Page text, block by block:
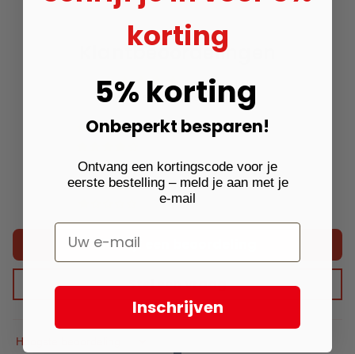
Klantbeoordelingen
5.00 van de 5
Gebaseerd op 1 beoordeling
1
0
0
Schrijf een beoordeling
Stel een vraag
Sort By
korting
5% korting
Onbeperkt besparen!
Ontvang een kortingscode voor je
eerste bestelling – meld je aan met je
e-mail
Inschrijven